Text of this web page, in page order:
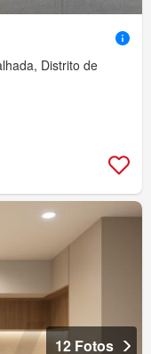
Distrito de
12 Fotos